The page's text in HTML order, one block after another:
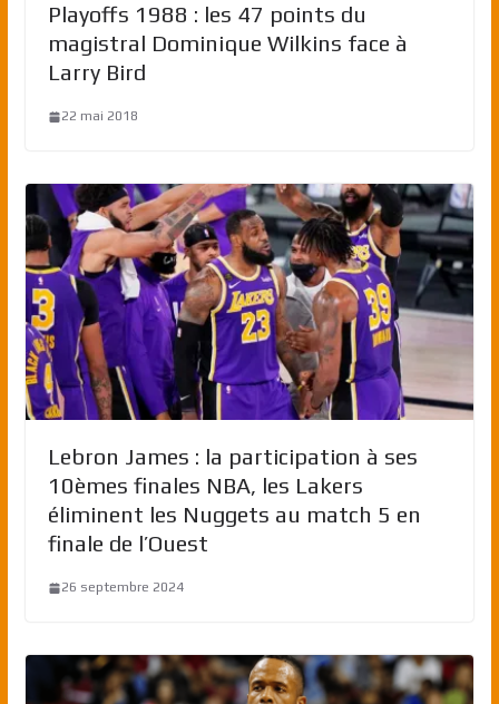
Playoffs 1988 : les 47 points du
magistral Dominique Wilkins face à
Larry Bird
22 mai 2018
Lebron James : la participation à ses
10èmes finales NBA, les Lakers
éliminent les Nuggets au match 5 en
finale de l’Ouest
26 septembre 2024